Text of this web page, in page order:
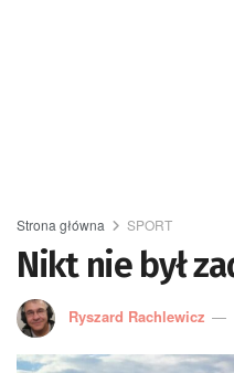
Strona główna SPORT
Nikt nie był
Ryszard Rachlewicz